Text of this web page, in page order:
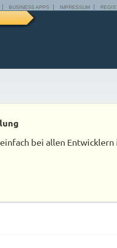
BUSINESS APPS IMPRESSUM
bei allen